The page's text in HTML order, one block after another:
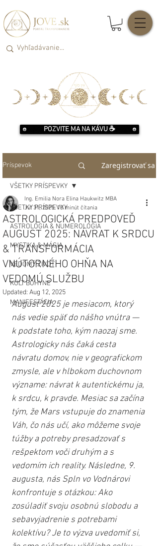
POZVITE MA NA KÁVU ☕️
Príspevok Zaregistrovať sa
VŠETKY PRÍSPEVKY
ASTROLÓGIA & NUMEROLÓGIA
MYSTIKA & MÁGIA
VEDOMÝ ŽIVOT
KULT BOHYNE
MANIFESTÁCIA
VŠETKY PRÍSPEVKY
ASTROLOGICKÁ PREDPOVEĎ
AUGUST 2025: NÁVRAT K SRDCU
& TRANSFORMÁCIA
VNÚTORNÉHO OHŇA NA
VEDOMÚ SLUŽBU
Ing. Emilia Nora Elina Haukwitz MBA
Jul 31, 2025 10 minút čítania
Updated: Aug 12, 2025
August 2025 je mesiacom, ktorý
nás vedie späť do nášho vnútra —
k podstate toho, kým naozaj sme.
Astrologicky nás čaká cesta
návratu domov, nie v geografickom
zmysle, ale v hlbokom duchovnom
význame: návrat k autentickému ja,
k srdcu, k pravde. Mesiac sa začína
tým, že Mars vstupuje do znamenia
Váh, čo nás učí, ako môžeme svoje
túžby a potreby presadzovať s
rešpektom voči druhým a s
vedomím ich reality. Následne, 9.
augusta, nás Spln vo Vodnárovi
konfrontuje s otázkou: Ako
zosúladiť svoju osobnú slobodu a
sebavyjadrenie s potrebami
kolektívu? Je to výzva uvedomiť si,